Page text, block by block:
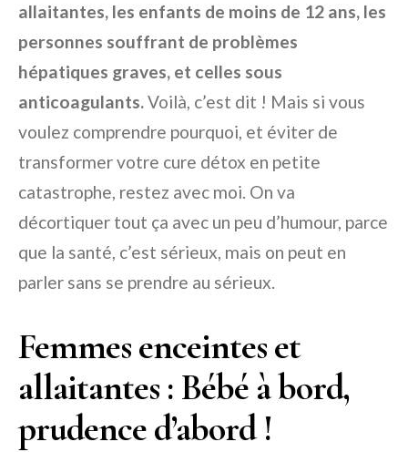
allaitantes, les enfants de moins de 12 ans, les
personnes souffrant de problèmes
hépatiques graves, et celles sous
anticoagulants.Voilà, c’est dit ! Mais si vous
voulez comprendre pourquoi, et éviter de
transformer votre cure détox en petite
catastrophe, restez avec moi. On va
décortiquer tout ça avec un peu d’humour, parce
que la santé, c’est sérieux, mais on peut en
parler sans se prendre au sérieux.
Femmes enceintes et
allaitantes : Bébé à bord,
prudence d’abord !